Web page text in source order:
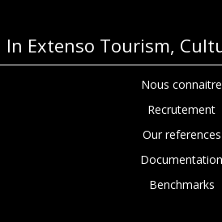
In Extenso Tourism,
Nous connaitre
Recrutement
Our references
Documentation
Benchmarks